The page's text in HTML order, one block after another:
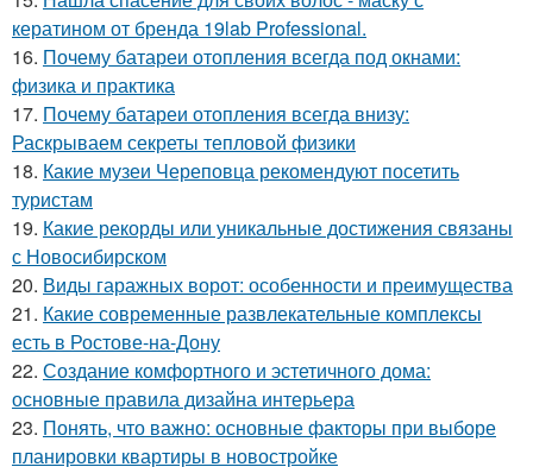
кератином от бренда 19lab Professional.
16. Почему батареи отопления всегда под окнами:
физика и практика
17. Почему батареи отопления всегда внизу:
Раскрываем секреты тепловой физики
18. Какие музеи Череповца рекомендуют посетить
туристам
19. Какие рекорды или уникальные достижения связаны
с Новосибирском
20. Виды гаражных ворот: особенности и преимущества
21. Какие современные развлекательные комплексы
есть в Ростове-на-Дону
22. Создание комфортного и эстетичного дома:
основные правила дизайна интерьера
23. Понять, что важно: основные факторы при выборе
планировки квартиры в новостройке